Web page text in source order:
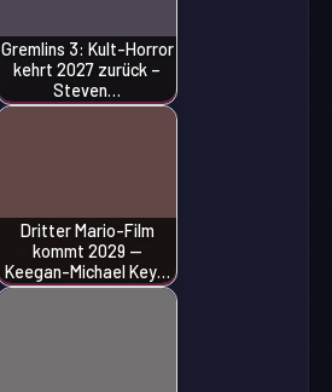
Gremlins 3: Kult-Horror
kehrt 2027 zurück –
Steven…
Dritter Mario-Film
kommt 2029 —
Keegan-Michael Key…